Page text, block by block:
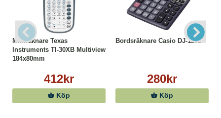
Miniräknare Texas
Instruments TI-30XB Multiview
184x80mm
412kr
Köp
Bordsräknare Casio DJ-120D
280kr
Köp